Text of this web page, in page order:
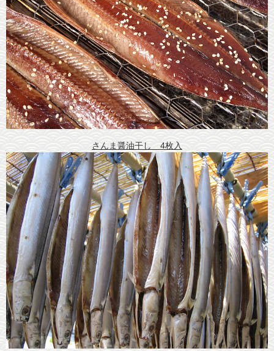
さんま醤油干し 4枚入